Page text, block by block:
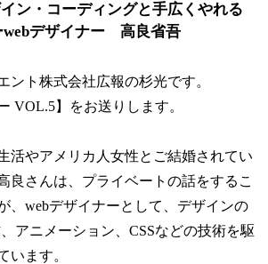
ン・コーディングと手広くやれる
デザイナー 高良省吾
ント株式会社広報の杉光です。
VOL.5】をお送りします。
活やアメリカ人女性とご結婚されてい
良さんは、プライベートの話をするこ
、webデザイナーとして、デザインの
アニメーション、CSSなどの技術を駆
います。